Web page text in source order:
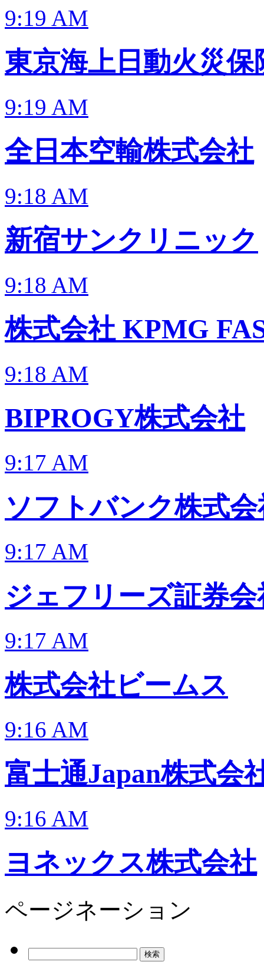
9:19 AM
東京海上日動火災保
9:19 AM
全日本空輸株式会社
9:18 AM
新宿サンクリニック
9:18 AM
株式会社 KPMG
9:18 AM
BIPROGY株式会社
9:17 AM
ソフトバンク株式会
9:17 AM
ジェフリーズ証券会
9:17 AM
株式会社ビームス
9:16 AM
富士通Japan株式会
9:16 AM
ヨネックス株式会社
ページネーション